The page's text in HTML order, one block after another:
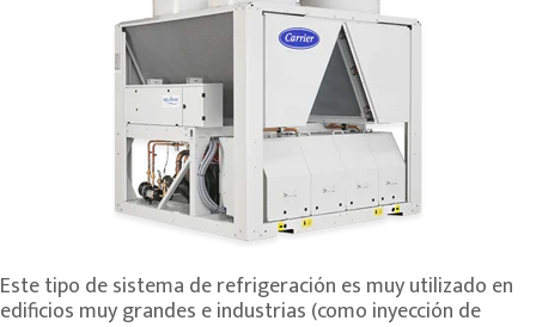
Este tipo de sistema de refrigeración es muy utilizado en
edificios muy grandes e industrias (como inyección de